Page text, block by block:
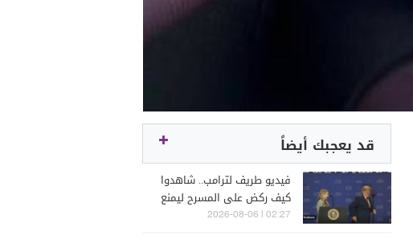
قد يعجبك أيضاً
فيديو طريف لترامب.. شاهدوا
كيف ركض على المسرح ليمنع
سقوط طفل
02:27 | 2026-08-06